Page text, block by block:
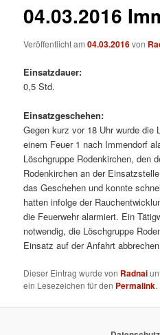
04.03.2016
Veröffentlicht am04.03.2016von
Einsatzdauer:
0,5 Std.
Einsatzgeschehen:
Gegen kurz vor 18 Uhr wurde die
einem Feuer 1 nach Immendorf
Löschgruppe Rodenkirchen, den
Rodenkirchen an der
das Geschehen und konnte
hatten infolge der
die Feuerwehr alarmiert. Ein
notwendig, die Löschgruppe
Einsatz auf der Anfahrt
Dieser Eintrag wurde von Radnai
ein Lesezeichen für den Permalink.